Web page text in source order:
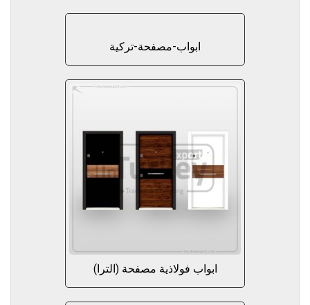
ابواب-مصفحة-تركية
ابواب فولاذية مصفحة (الترا)